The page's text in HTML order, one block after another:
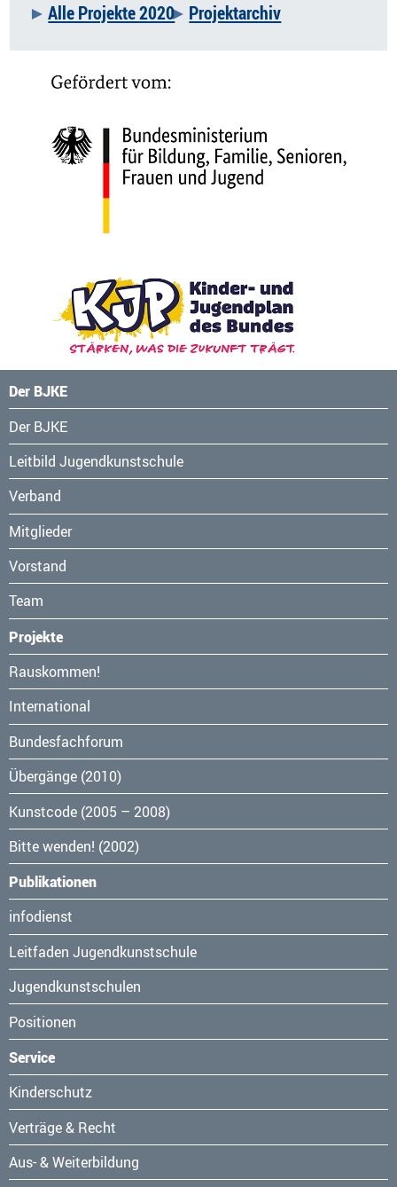
Alle Projekte 2020
Projektarchiv
Der BJKE
Navigation
überspringen
Der BJKE
Leitbild Jugendkunstschule
Verband
Mitglieder
Vorstand
Team
Projekte
Navigation
überspringen
Rauskommen!
International
Bundesfachforum
Übergänge (2010)
Kunstcode (2005 – 2008)
Bitte wenden! (2002)
Publikationen
Navigation
überspringen
infodienst
Leitfaden Jugendkunstschule
Jugendkunstschulen
Positionen
Service
Navigation
überspringen
Kinderschutz
Verträge & Recht
Aus- & Weiterbildung